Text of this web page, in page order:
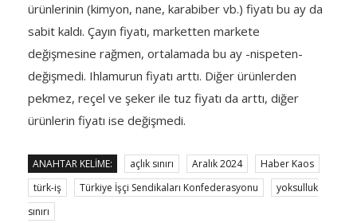
ürünlerinin (kimyon, nane, karabiber vb.) fiyatı bu ay da
sabit kaldı. Çayın fiyatı, marketten markete
değişmesine rağmen, ortalamada bu ay -nispeten-
değişmedi. Ihlamurun fiyatı arttı. Diğer ürünlerden
pekmez, reçel ve şeker ile tuz fiyatı da arttı, diğer
ürünlerin fiyatı ise değişmedi.
ANAHTAR KELIME: açlık sınırı Aralık 2024
Haber Kaos
türk-iş
Türkiye İşçi Sendikaları Konfederasyonu
yoksulluk
sınırı